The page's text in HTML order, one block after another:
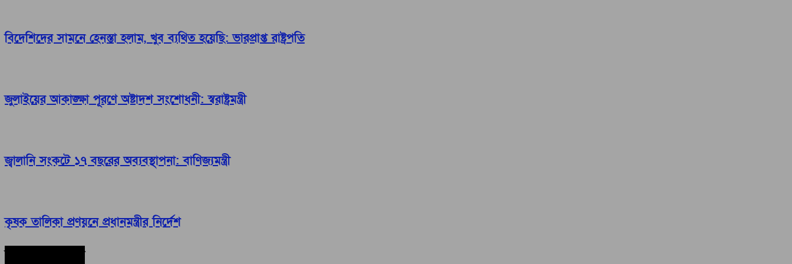
বিদেশিদের সামনে হেনস্তা হলাম, খুব ব্যথিত হয়েছি: ভারপ্রাপ্ত রাষ্ট্রপতি
জুলাইয়ের আকাঙ্ক্ষা পূরণে অষ্টাদশ সংশোধনী: স্বরাষ্ট্রমন্ত্রী
জ্বালানি সংকটে ১৭ বছরের অব্যবস্থাপনা: বাণিজ্যমন্ত্রী
কৃষক তালিকা প্রণয়নে প্রধানমন্ত্রীর নির্দেশ